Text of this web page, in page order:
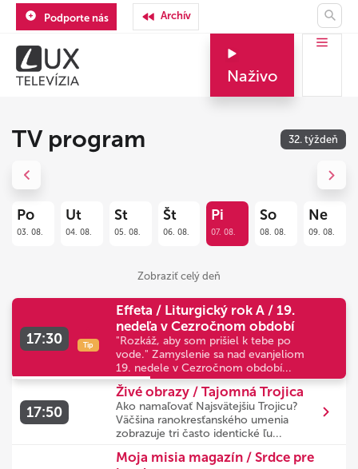
Podporte nás Archív
Naživo
TV program 32. týždeň
Po
03. 08.
Ut
04. 08.
St
05. 08.
Št
06. 08.
Pi
07. 08.
So
08. 08.
Ne
09. 08.
Previous Next
Zobraziť celý deň
17:30 Tip
Effeta / Liturgický rok A / 19.
nedeľa v Cezročnom období
"Rozkáž, aby som prišiel k tebe po
vode." Zamyslenie sa nad evanjeliom
19. nedele v Cezročnom období...
17:50
Živé obrazy / Tajomná Trojica
Ako namaľovať Najsvätejšiu Trojicu?
Väčšina ranokresťanského umenia
zobrazuje tri často identické ľu...
Moja misia magazín / Srdce pre